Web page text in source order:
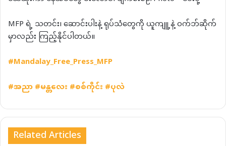
MFP ရဲ့ သတင်း၊ ဆောင်းပါးနဲ့ ရုပ်သံတွေကို ယူကျူ့နဲ့ ဝက်ဘ်ဆိုက်
မှာလည်း ကြည့်နိုင်ပါတယ်။
#Mandalay_Free_Press_MFP
#အညာ#မန္တလေး#စစ်ကိုင်း#ပုလဲ
Related Articles